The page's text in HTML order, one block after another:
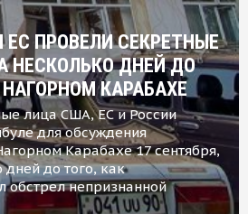
ПРОВЕЛИ СЕКРЕТНЫЕ
НЕСКОЛЬКО ДНЕЙ ДО
КАРАБАХЕ
лица США, ЕС и России
для обсуждения
Карабахе 17 сентября,
дней до того, как
обстрел непризнанной